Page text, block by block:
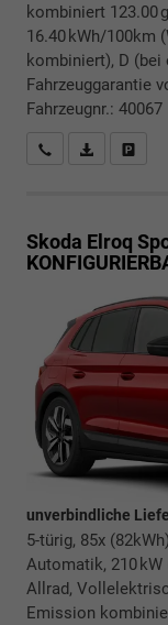
kombiniert 123.00
16.40 kWh/100km
kombiniert), D (bei
Fahrzeuggarantie
Fahrzeugnr.: 40067
RückrufbittePDF-Datei,
Skoda Elroq
unverbindliche
5-türig, 85x
Automatik, 210 kW
Allrad,
Emission